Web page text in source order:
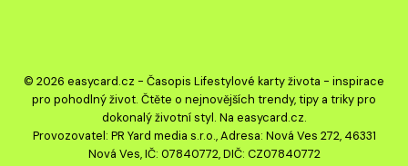
© 2026 easycard.cz - Časopis Lifestylové karty života - inspirace
pro pohodlný život. Čtěte o nejnovějších trendy, tipy a triky pro
dokonalý životní styl. Na easycard.cz.
Provozovatel: PR Yard media s.r.o., Adresa: Nová Ves 272, 46331
Nová Ves, IČ: 07840772, DIČ: CZ07840772